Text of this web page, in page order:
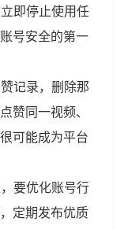
即停止使用任
号安全的第一
记录，删除那
赞同一视频、
可能成为平台
要优化账号行
定期发布优质